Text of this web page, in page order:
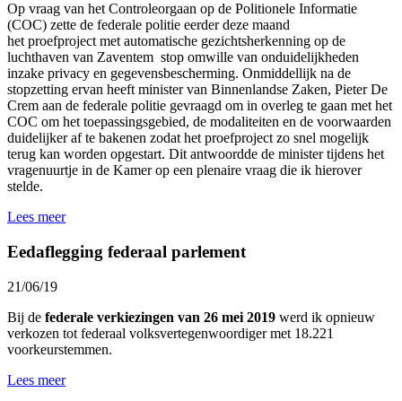
Op vraag van het Controleorgaan op de Politionele Informatie
(COC) zette de federale politie eerder deze maand
het proefproject met automatische gezichtsherkenning op de
luchthaven van Zaventem stop omwille van onduidelijkheden
inzake privacy en gegevensbescherming. Onmiddellijk na de
stopzetting ervan heeft minister van Binnenlandse Zaken, Pieter De
Crem aan de federale politie gevraagd om in overleg te gaan met het
COC om het toepassingsgebied, de modaliteiten en de voorwaarden
duidelijker af te bakenen zodat het proefproject zo snel mogelijk
terug kan worden opgestart. Dit antwoordde de minister tijdens het
vragenuurtje in de Kamer op een plenaire vraag die ik hierover
stelde.
Lees meer
Eedaflegging federaal parlement
21/06/19
Bij de federale verkiezingen van 26 mei 2019 werd ik opnieuw
verkozen tot federaal volksvertegenwoordiger met 18.221
voorkeurstemmen.
Lees meer